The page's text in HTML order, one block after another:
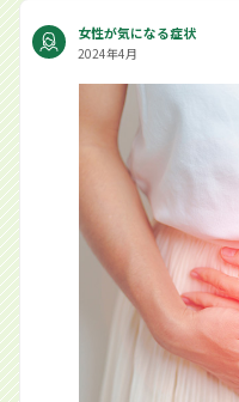
女性が気になる症状
2024年4月